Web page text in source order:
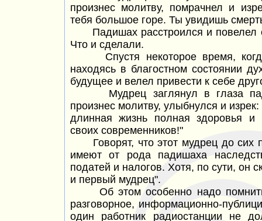
произнес молитву, помрачнел и
тебя большое горе. Ты увидишь
Падишах расстроился и повелел
Что и сделали.
Спустя некоторое время,
находясь в благостном состоянии
будущее и велел привести к себе
Мудрец заглянул в глаза
произнес молитву, улыбнулся и
длинная жизнь полная здоровья
своих современников!"
Говорят, что этот мудрец до сих
имеют от рода падишаха
податей и налогов. Хотя, по сути, он
и первый мудрец".
Об этом особенно надо
разговорное, информационно-
один работник радиостанции не